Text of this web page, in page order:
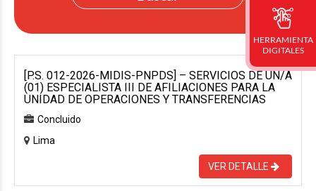
[P.S. 012-2026-MIDIS-PNPDS] – SERVICIOS DE UN/A
(01) ESPECIALISTA III DE AFILIACIONES PARA LA
UNIDAD DE OPERACIONES Y TRANSFERENCIAS
Concluido
Lima
VER DETALLE
HERRAMIENTA
DIGITALES